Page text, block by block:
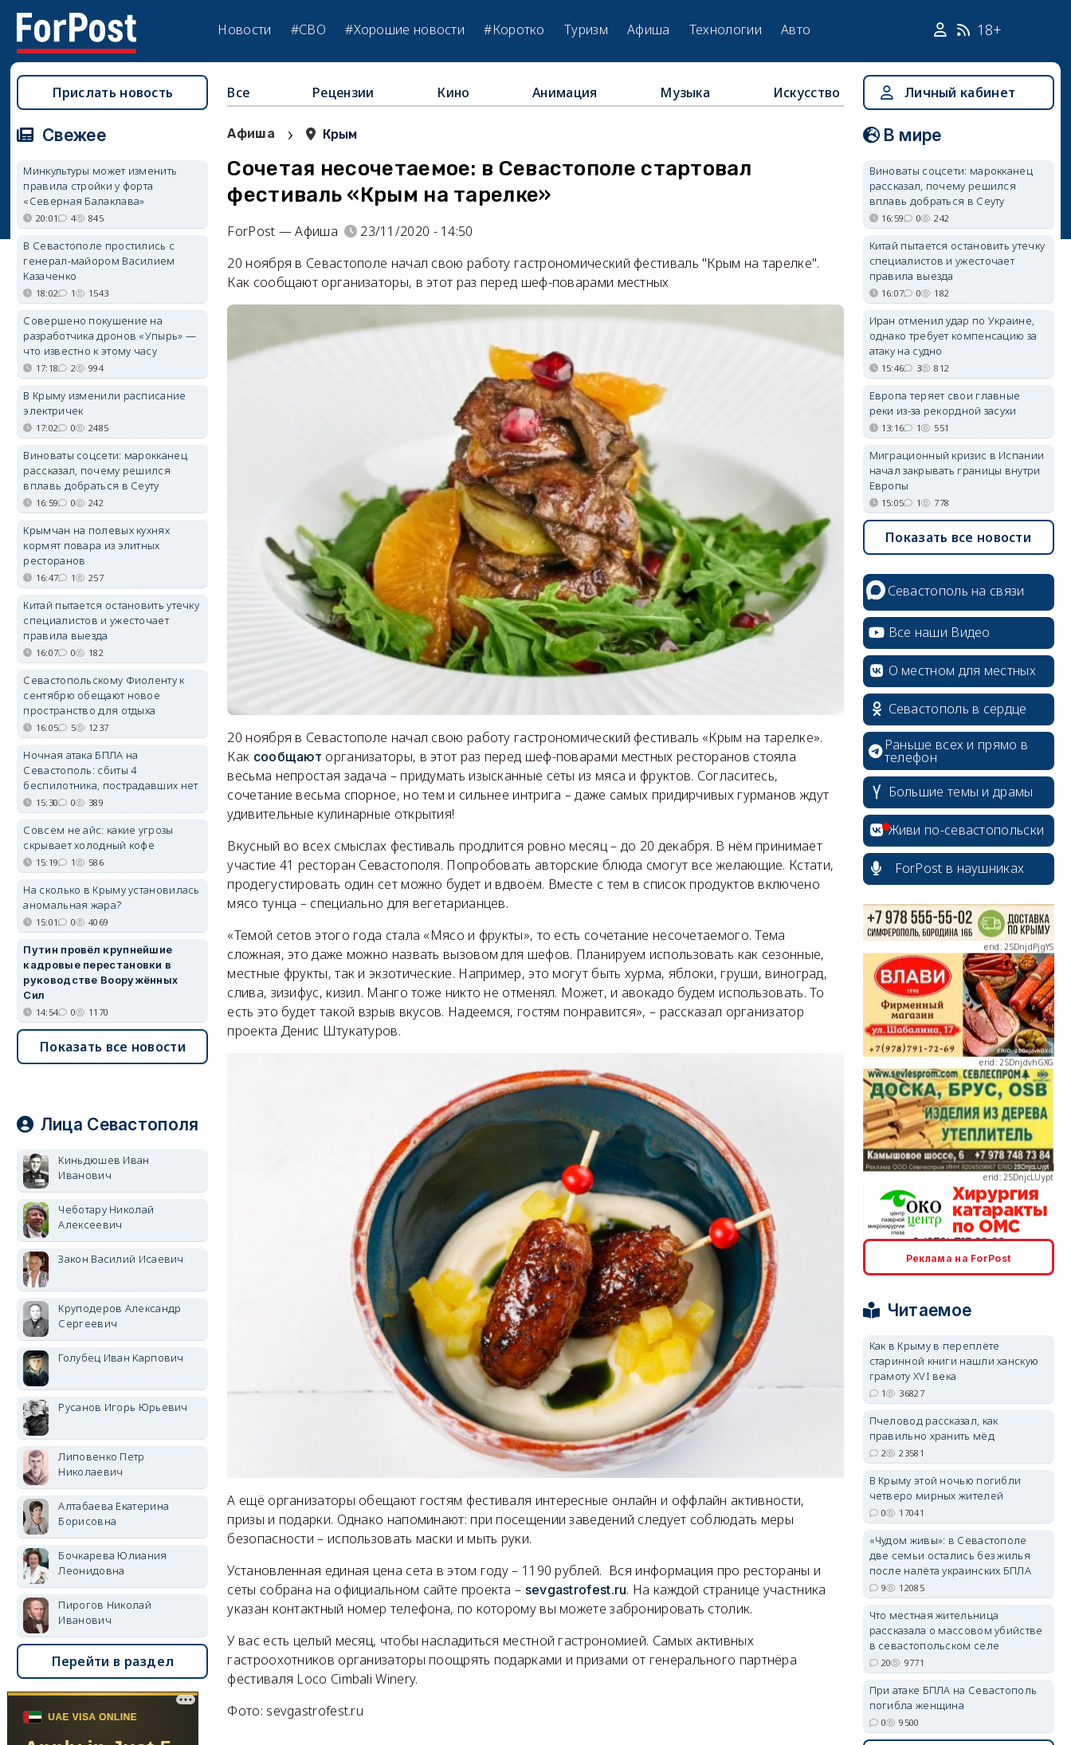
Новости #СВО #Хорошие новости #Коротко Туризм Афиша Технологии Авто 18+
Все Рецензии Кино Анимация Музыка Искусство
Афиша › Крым
Сочетая несочетаемое: в Севастополе стартовал
фестиваль «Крым на тарелке»
ForPost — Афиша
23/11/2020 - 14:50
20 ноября в Севастополе начал свою работу гастрономический фестиваль "Крым на тарелке".
Как сообщают организаторы, в этот раз перед шеф-поварами местных
20 ноября в Севастополе начал свою работу гастрономический фестиваль «Крым на тарелке».
Как сообщают организаторы, в этот раз перед шеф-поварами местных ресторанов стояла
весьма непростая задача – придумать изысканные сеты из мяса и фруктов. Согласитесь,
сочетание весьма спорное, но тем и сильнее интрига – даже самых придирчивых гурманов ждут
удивительные кулинарные открытия!
Вкусный во всех смыслах фестиваль продлится ровно месяц – до 20 декабря. В нём принимает
участие 41 ресторан Севастополя. Попробовать авторские блюда смогут все желающие. Кстати,
продегустировать один сет можно будет и вдвоём. Вместе с тем в список продуктов включено
мясо тунца – специально для вегетарианцев.
«Темой сетов этого года стала «Мясо и фрукты», то есть сочетание несочетаемого. Тема
сложная, это даже можно назвать вызовом для шефов. Планируем использовать как сезонные,
местные фрукты, так и экзотические. Например, это могут быть хурма, яблоки, груши, виноград,
слива, зизифус, кизил. Манго тоже никто не отменял. Может, и авокадо будем использовать. То
есть это будет такой взрыв вкусов. Надеемся, гостям понравится», – рассказал организатор
проекта Денис Штукатуров.
А ещё организаторы обещают гостям фестиваля интересные онлайн и оффлайн активности,
призы и подарки. Однако напоминают: при посещении заведений следует соблюдать меры
безопасности – использовать маски и мыть руки.
Установленная единая цена сета в этом году – 1190 рублей. Вся информация про рестораны и
сеты собрана на официальном сайте проекта – sevgastrofest.ru. На каждой странице участника
указан контактный номер телефона, по которому вы можете забронировать столик.
У вас есть целый месяц, чтобы насладиться местной гастрономией. Самых активных
гастроохотников организаторы поощрять подарками и призами от генерального партнёра
фестиваля Loco Cimbali Winery.
Фото: sevgastrofest.ru
Прислать новость
Свежее
Минкультуры может изменить
правила стройки у форта
«Северная Балаклава»
20:01 4 845
В Севастополе простились с
генерал-майором Василием
Казаченко
18:02 1 1543
Совершено покушение на
разработчика дронов «Упырь» —
что известно к этому часу
17:18 2 994
В Крыму изменили расписание
электричек
17:02 0 2485
Виноваты соцсети: марокканец
рассказал, почему решился
вплавь добраться в Сеуту
16:59 0 242
Крымчан на полевых кухнях
кормят повара из элитных
ресторанов
16:47 1 257
Китай пытается остановить утечку
специалистов и ужесточает
правила выезда
16:07 0 182
Севастопольскому Фиоленту к
сентябрю обещают новое
пространство для отдыха
16:05 5 1237
Ночная атака БПЛА на
Севастополь: сбиты 4
беспилотника, пострадавших нет
15:30 0 389
Совсем не айс: какие угрозы
скрывает холодный кофе
15:19 1 586
На сколько в Крыму установилась
аномальная жара?
15:01 0 4069
Путин провёл крупнейшие
кадровые перестановки в
руководстве Вооружённых
Сил
14:54 0 1170
Показать все новости
Лица Севастополя
Киньдюшев Иван
Иванович
Чеботару Николай
Алексеевич
Закон Василий Исаевич
Круподеров Александр
Сергеевич
Голубец Иван Карпович
Русанов Игорь Юрьевич
Липовенко Петр
Николаевич
Алтабаева Екатерина
Борисовна
Бочкарева Юлиания
Леонидовна
Пирогов Николай
Иванович
Перейти в раздел
Личный кабинет
В мире
Виноваты соцсети: марокканец
рассказал, почему решился
вплавь добраться в Сеуту
16:59 0 242
Китай пытается остановить утечку
специалистов и ужесточает
правила выезда
16:07 0 182
Иран отменил удар по Украине,
однако требует компенсацию за
атаку на судно
15:46 3 812
Европа теряет свои главные
реки из-за рекордной засухи
13:16 1 551
Миграционный кризис в Испании
начал закрывать границы внутри
Европы
15:05 1 778
Показать все новости
Севастополь на связи
Все наши Видео
О местном для местных
Севастополь в сердце
Раньше всех и прямо в
телефон
Большие темы и драмы
Живи по-севастопольски
ForPost в наушниках
erid: 2SDnjcrDNw6
erid: 2SDnjdPjgYS
erid: 2SDnjdvhGXG
erid: 2SDnjcLUypt
erid: 2SDnjcrDNw6
erid: 2SDnjdPjgYS
erid: 2SDnjdvhGXG
Реклама на ForPost
Читаемое
Как в Крыму в переплёте
старинной книги нашли ханскую
грамоту XVI века
1 36827
Пчеловод рассказал, как
правильно хранить мёд
2 23581
В Крыму этой ночью погибли
четверо мирных жителей
0 17041
«Чудом живы»: в Севастополе
две семьи остались без жилья
после налёта украинских БПЛА
9 12085
Что местная жительница
рассказала о массовом убийстве
в севастопольском селе
20 9771
При атаке БПЛА на Севастополь
погибла женщина
0 9500